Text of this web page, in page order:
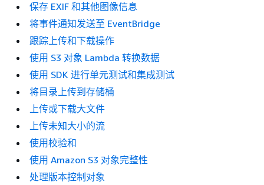
保存 EXIF 和其他图像信息
将事件通知发送至 EventBridge
跟踪上传和下载操作
使用 S3 对象 Lambda 转换数据
使用 SDK 进行单元测试和集成测试
将目录上传到存储桶
上传或下载大文件
上传未知大小的流
使用校验和
使用 Amazon S3 对象完整性
处理版本控制对象